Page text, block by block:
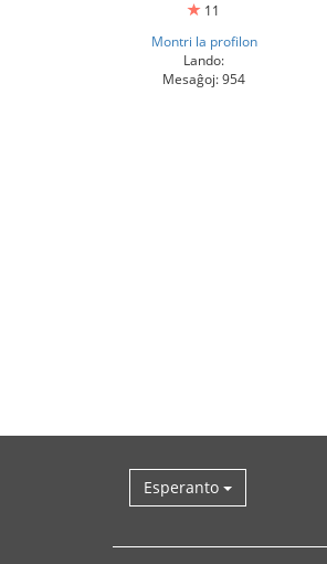
11
Montri la profilon
Lando:
Mesaĝoj: 954
Esperanto